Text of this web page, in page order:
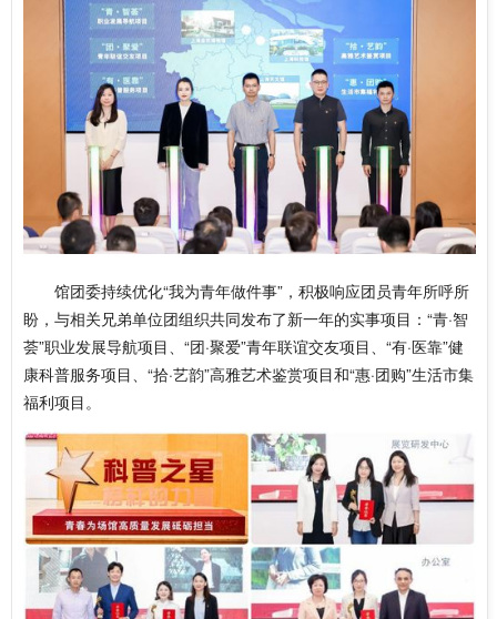
馆团委持续优化“我为青年做件事”，积极响应团员青年所呼所
盼，与相关兄弟单位团组织共同发布了新一年的实事项目：“青·智
荟”职业发展导航项目、“团·聚爱”青年联谊交友项目、“有·医靠”健
康科普服务项目、“拾·艺韵”高雅艺术鉴赏项目和“惠·团购”生活市集
福利项目。